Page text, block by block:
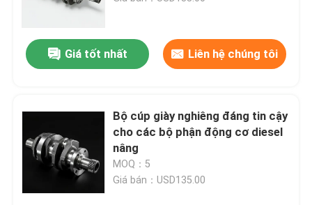
Giá tốt nhất Liên hệ chúng tôi
Bộ cúp giày nghiêng đáng tin cậy
cho các bộ phận động cơ diesel
nâng
MOQ：5
Giá bán：USD135.00